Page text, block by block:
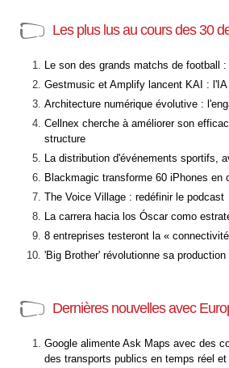
Les plus lus au cours des 30
Le son des grands matchs de football
Gestmusic et Amplify lancent KAI :
Architecture numérique évolutive :
Cellnex cherche à améliorer son
structure
La distribution d'événements sportifs,
Blackmagic transforme 60 iPhones en
The Voice Village : redéfinir le podcast
La carrera hacia los Óscar como
8 entreprises testeront la «
'Big Brother' révolutionne sa
Dernières nouvelles avec
Google alimente Ask Maps avec des
des transports publics en temps réel